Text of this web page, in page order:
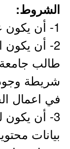
الشروط:
1- أن يكون عمر المتقدم 20-40 سنة.
2- أن يكون
طالب
شريطة
في اعمال
3- أن يكون
بيانات